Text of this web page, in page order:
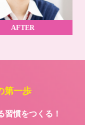
AFTER
第一歩
習慣をつくる！